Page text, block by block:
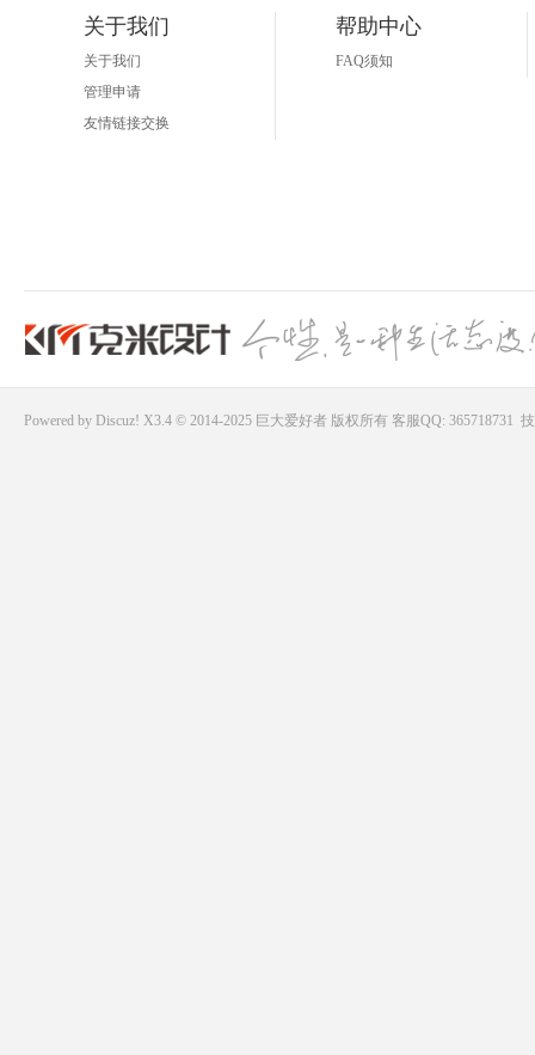
关于我们
关于我们
管理申请
友情链接交换
帮助中心
FAQ须知
Powered by Discuz! X3.4 © 2014-2025 巨大爱好者版权所有 客服QQ: 365718731